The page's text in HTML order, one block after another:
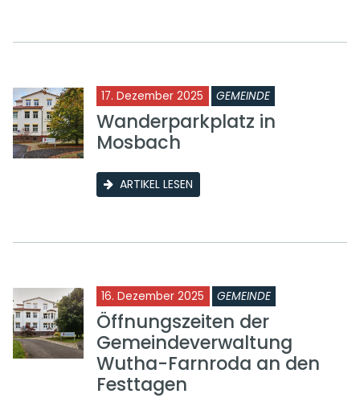
17. Dezember 2025 GEMEINDE
Wanderparkplatz in
Mosbach
ARTIKEL LESEN
16. Dezember 2025 GEMEINDE
Öffnungszeiten der
Gemeindeverwaltung
Wutha-Farnroda an den
Festtagen